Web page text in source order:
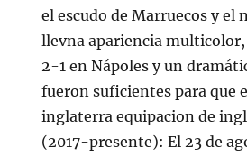
el escudo de Marruecos y el
llevna apariencia
2-1 en Nápoles y un
fueron suficientes para que
inglaterra equipacion de
(2017-presente): El 23 de